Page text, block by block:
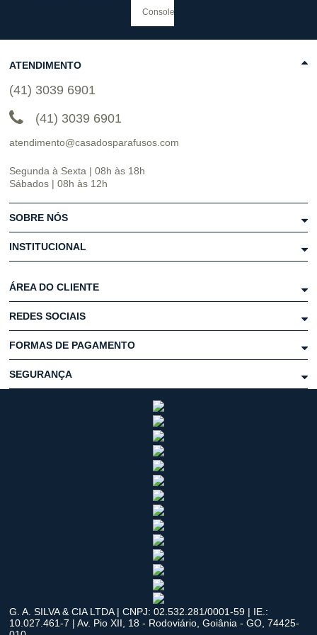
ATENDIMENTO
(41) 3039 6901
(41) 3039 6901
atendimento@casadosparafusos.com
Segunda à Sexta | 08h às 18h
Sábados | 08h às 12h
SOBRE NÓS
INSTITUCIONAL
ÁREA DO CLIENTE
REDES SOCIAIS
FORMAS DE PAGAMENTO
SEGURANÇA
G. A. SILVA & CIA LTDA | CNPJ: 02.532.281/0001-59 | IE.:
10.027.461-7 | Av. Pio XII, 18 - Rodoviário, Goiânia - GO, 74425-